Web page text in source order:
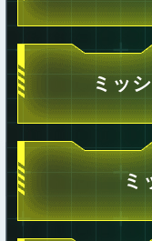
ミッ
ミ